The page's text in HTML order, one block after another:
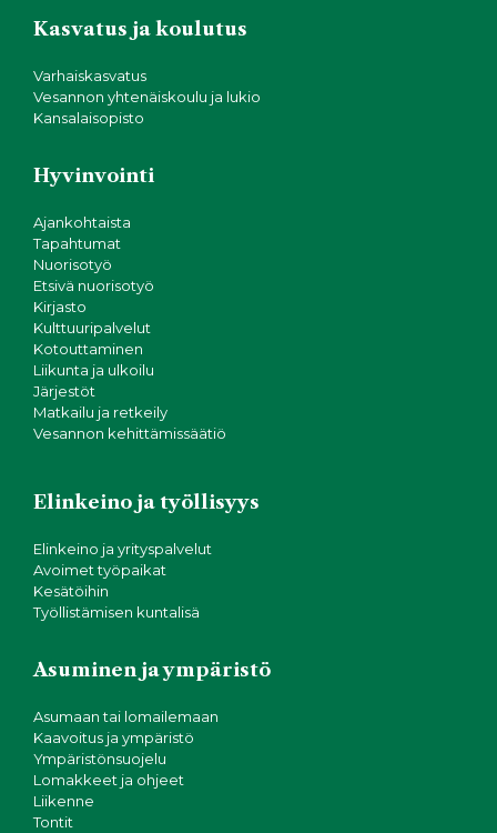
Kasvatus ja koulutus
Varhaiskasvatus
Vesannon yhtenäiskoulu ja lukio
Kansalaisopisto
Hyvinvointi
Ajankohtaista
Tapahtumat
Nuorisotyö
Etsivä nuorisotyö
Kirjasto
Kulttuuripalvelut
Kotouttaminen
Liikunta ja ulkoilu
Järjestöt
Matkailu ja retkeily
Vesannon kehittämissäätiö
Elinkeino ja työllisyys
Elinkeino ja yrityspalvelut
Avoimet työpaikat
Kesätöihin
Työllistämisen kuntalisä
Asuminen ja ympäristö
Asumaan tai lomailemaan
Kaavoitus ja ympäristö
Ympäristönsuojelu
Lomakkeet ja ohjeet
Liikenne
Tontit